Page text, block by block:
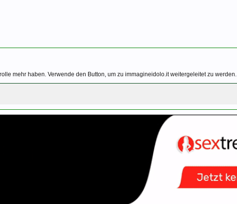
mehr haben. Verwende den Button, um zu immagineidolo.it weitergeleitet zu werden.